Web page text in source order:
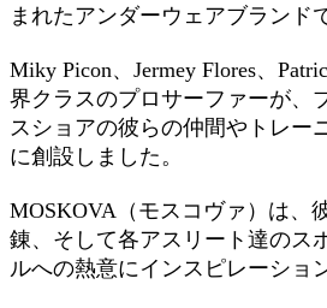
まれたアンダーウェアブランド
Miky Picon、Jermey Flores、
界クラスのプロサーファーが、
スショアの彼らの仲間やトレー
に創設しました。
MOSKOVA（モスコヴァ）は、
錬、そして各アスリート達のス
ルへの熱意にインスピレーショ